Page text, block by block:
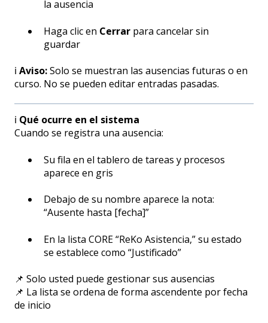
la ausencia
Haga clic en Cerrar para cancelar sin
guardar
ℹ️ Aviso:Solo se muestran las ausencias futuras o en
curso. No se pueden editar entradas pasadas.
ℹ️ Qué ocurre en el sistema
Cuando se registra una ausencia:
Su fila en el tablero de tareas y procesos
aparece en gris
Debajo de su nombre aparece la nota:
“Ausente hasta [fecha]”
En la lista CORE “ReKo Asistencia,” su estado
se establece como “Justificado”
📌 Solo usted puede gestionar sus ausencias
📌 La lista se ordena de forma ascendente por fecha
de inicio